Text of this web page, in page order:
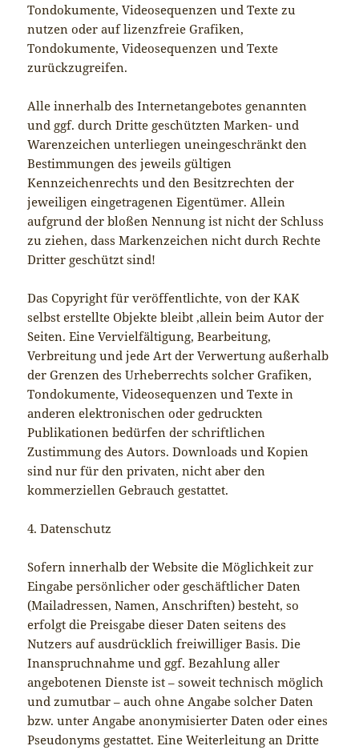
Tondokumente, Videosequenzen und Texte zu
nutzen oder auf lizenzfreie Grafiken,
Tondokumente, Videosequenzen und Texte
zurückzugreifen.
Alle innerhalb des Internetangebotes genannten
und ggf. durch Dritte geschützten Marken- und
Warenzeichen unterliegen uneingeschränkt den
Bestimmungen des jeweils gültigen
Kennzeichenrechts und den Besitzrechten der
jeweiligen eingetragenen Eigentümer. Allein
aufgrund der bloßen Nennung ist nicht der Schluss
zu ziehen, dass Markenzeichen nicht durch Rechte
Dritter geschützt sind!
Das Copyright für veröffentlichte, von der KAK
selbst erstellte Objekte bleibt ,allein beim Autor der
Seiten. Eine Vervielfältigung, Bearbeitung,
Verbreitung und jede Art der Verwertung außerhalb
der Grenzen des Urheberrechts solcher Grafiken,
Tondokumente, Videosequenzen und Texte in
anderen elektronischen oder gedruckten
Publikationen bedürfen der schriftlichen
Zustimmung des Autors. Downloads und Kopien
sind nur für den privaten, nicht aber den
kommerziellen Gebrauch gestattet.
4. Datenschutz
Sofern innerhalb der Website die Möglichkeit zur
Eingabe persönlicher oder geschäftlicher Daten
(Mailadressen, Namen, Anschriften) besteht, so
erfolgt die Preisgabe dieser Daten seitens des
Nutzers auf ausdrücklich freiwilliger Basis. Die
Inanspruchnahme und ggf. Bezahlung aller
angebotenen Dienste ist – soweit technisch möglich
und zumutbar – auch ohne Angabe solcher Daten
bzw. unter Angabe anonymisierter Daten oder eines
Pseudonyms gestattet. Eine Weiterleitung an Dritte